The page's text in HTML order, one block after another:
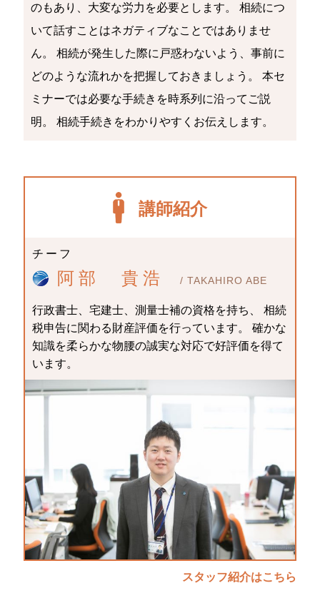
のもあり、大変な労力を必要とします。 相続につ
いて話すことはネガティブなことではありませ
ん。 相続が発生した際に戸惑わないよう、事前に
どのような流れかを把握しておきましょう。 本セ
ミナーでは必要な手続きを時系列に沿ってご説
明。 相続手続きをわかりやすくお伝えします。
講師紹介
チーフ
阿部 貴浩 / TAKAHIRO ABE
行政書士、宅建士、測量士補の資格を持ち、 相続
税申告に関わる財産評価を行っています。 確かな
知識を柔らかな物腰の誠実な対応で好評価を得て
います。
スタッフ紹介はこちら